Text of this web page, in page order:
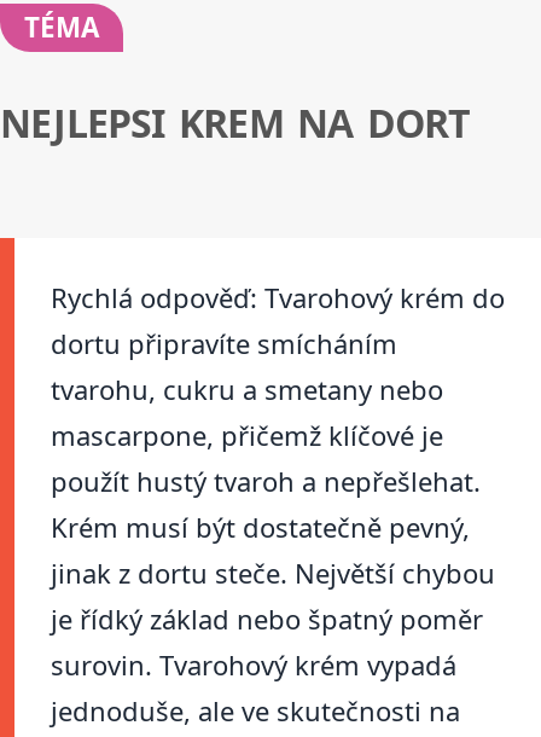
TÉMA
NEJLEPSI KREM NA DORT
Rychlá odpověď: Tvarohový krém do
dortu připravíte smícháním
tvarohu, cukru a smetany nebo
mascarpone, přičemž klíčové je
použít hustý tvaroh a nepřešlehat.
Krém musí být dostatečně pevný,
jinak z dortu steče. Největší chybou
je řídký základ nebo špatný poměr
surovin. Tvarohový krém vypadá
jednoduše, ale ve skutečnosti na